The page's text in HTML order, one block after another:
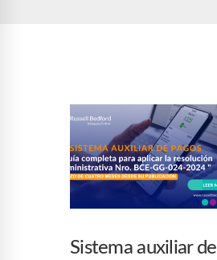
Sistema auxiliar de